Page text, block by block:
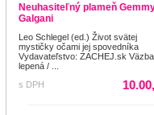
Neuhasiteľný plameň
Galgani
Leo Schlegel (ed.) Život svätej
mystičky očami jej spovedníka
Vydavateľstvo: ZACHEJ.sk
lepená / ...
s DPH